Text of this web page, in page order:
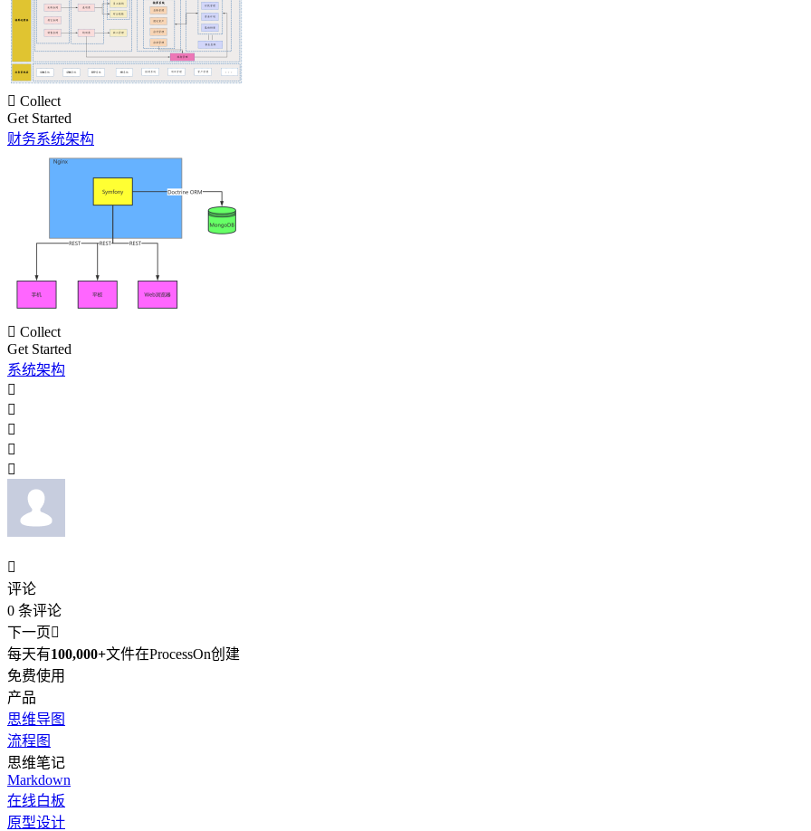
 Collect
Get Started
财务系统架构
 Collect
Get Started
系统架构






评论
0 条评论
下一页
每天有100,000+文件在ProcessOn创建
免费使用
产品
思维导图
流程图
思维笔记
Markdown
在线白板
原型设计